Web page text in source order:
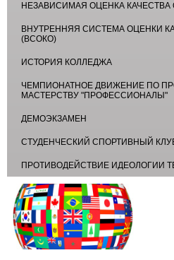
НЕЗАВИСИМАЯ ОЦЕНКА КАЧЕСТВА
ВНУТРЕННЯЯ СИСТЕМА ОЦЕНКИ
(ВСОКО)
ИСТОРИЯ КОЛЛЕДЖА
ЧЕМПИОНАТНОЕ ДВИЖЕНИЕ ПО
МАСТЕРСТВУ "ПРОФЕССИОНАЛЫ"
ДЕМОЭКЗАМЕН
СТУДЕНЧЕСКИЙ СПОРТИВНЫЙ
ПРОТИВОДЕЙСТВИЕ ИДЕОЛОГИИ